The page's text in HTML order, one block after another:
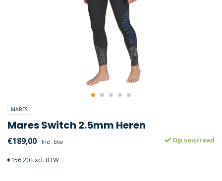
MARES
Mares Switch 2.5mm Heren
€189,00 Incl. btw
€156,20 Excl. BTW
Op voorraad